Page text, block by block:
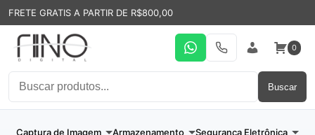
FRETE GRATIS A PARTIR DE R$800,00
Buscar
WhatsApp19 31994110
Entrar
0
Captura de Imagem Armazenamento Segurança Eletrônica